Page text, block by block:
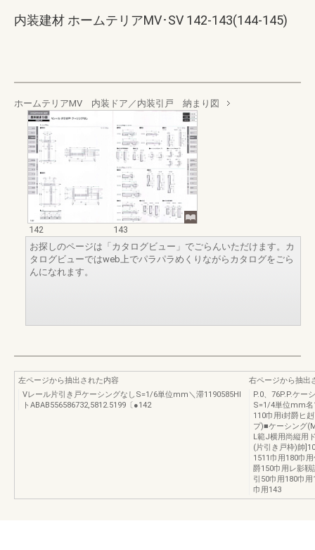
内装建材 ホームテリアMV･SV 142-143(144-145)
ホームテリアMV 内装ドア／内装引戸 納まり図
142
143
お探しのページは「カタログビュー」でごらんいただけます。カ
タログビューではweb上でパラパラめくりながらカタログをごら
んになれます。
左ページから抽出された内容
Vレール片引き戸ケーシングなしS=1/6単位mm＼滞1190585HI
トABAB556586732,5812.5199〔●142
右ページから抽出
P.0、76P.P.ケー
S=1/4単位mm名
110巾用i封爵
プ)■ケーシング
L範J横用尚縦用
(片引き戸枠)帥
1511巾用180巾
爵150巾用レ影靱
引50巾用180巾
巾用143